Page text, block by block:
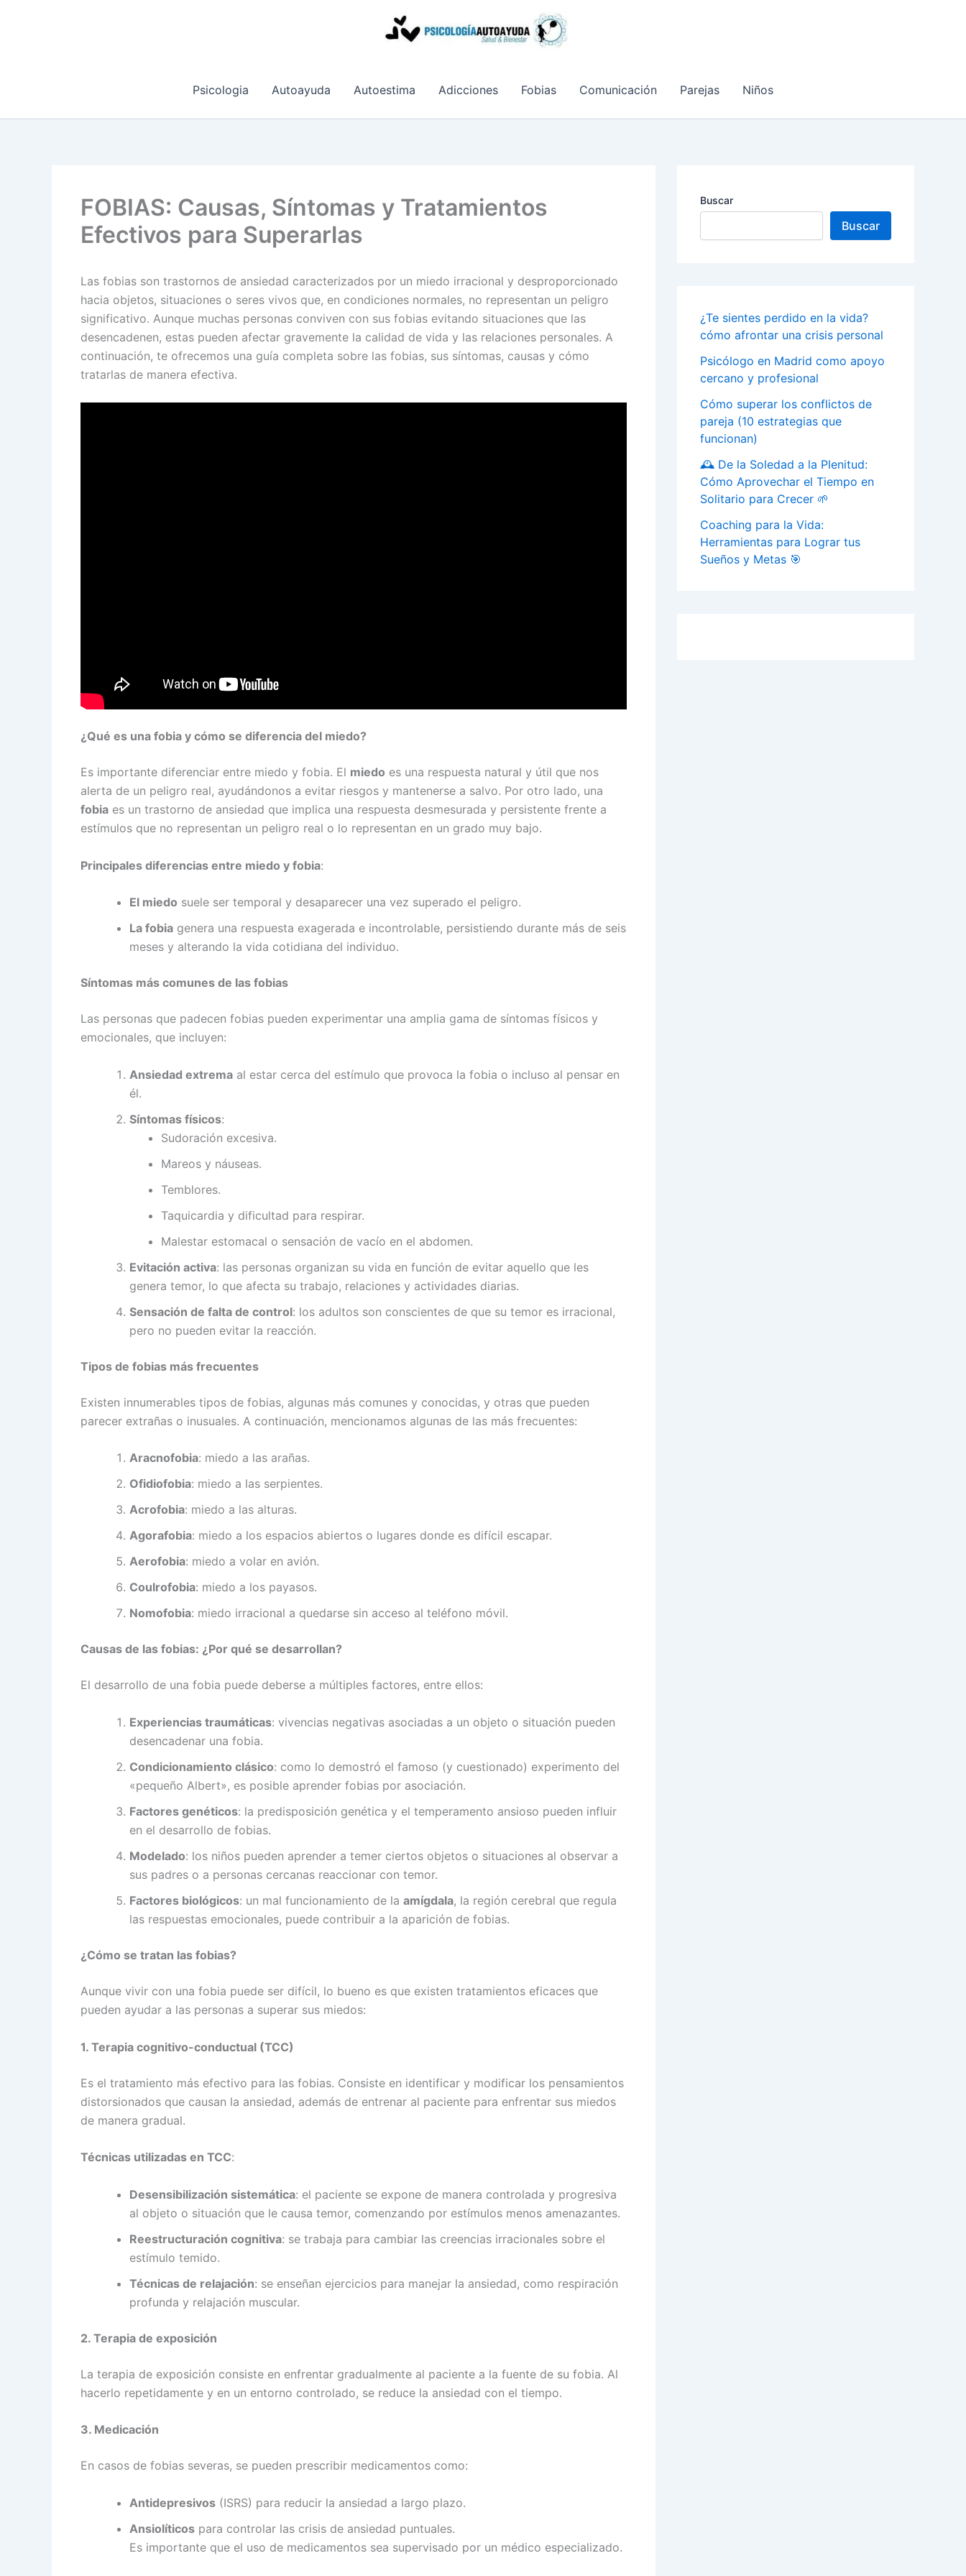
Psicologia Autoayuda Autoestima Adicciones Fobias Comunicación Parejas Niños
FOBIAS: Causas, Síntomas y Tratamientos
Efectivos para Superarlas
Las fobias son trastornos de ansiedad caracterizados por un miedo irracional y desproporcionado
hacia objetos, situaciones o seres vivos que, en condiciones normales, no representan un peligro
significativo. Aunque muchas personas conviven con sus fobias evitando situaciones que las
desencadenen, estas pueden afectar gravemente la calidad de vida y las relaciones personales. A
continuación, te ofrecemos una guía completa sobre las fobias, sus síntomas, causas y cómo
tratarlas de manera efectiva.
¿Qué es una fobia y cómo se diferencia del miedo?
Es importante diferenciar entre miedo y fobia. El miedo es una respuesta natural y útil que nos
alerta de un peligro real, ayudándonos a evitar riesgos y mantenerse a salvo. Por otro lado, una
fobia es un trastorno de ansiedad que implica una respuesta desmesurada y persistente frente a
estímulos que no representan un peligro real o lo representan en un grado muy bajo.
Principales diferencias entre miedo y fobia:
El miedo suele ser temporal y desaparecer una vez superado el peligro.
La fobia genera una respuesta exagerada e incontrolable, persistiendo durante más de seis
meses y alterando la vida cotidiana del individuo.
Síntomas más comunes de las fobias
Las personas que padecen fobias pueden experimentar una amplia gama de síntomas físicos y
emocionales, que incluyen:
Ansiedad extrema al estar cerca del estímulo que provoca la fobia o incluso al pensar en
él.
Síntomas físicos:
Sudoración excesiva.
Mareos y náuseas.
Temblores.
Taquicardia y dificultad para respirar.
Malestar estomacal o sensación de vacío en el abdomen.
Evitación activa: las personas organizan su vida en función de evitar aquello que les
genera temor, lo que afecta su trabajo, relaciones y actividades diarias.
Sensación de falta de control: los adultos son conscientes de que su temor es irracional,
pero no pueden evitar la reacción.
Tipos de fobias más frecuentes
Existen innumerables tipos de fobias, algunas más comunes y conocidas, y otras que pueden
parecer extrañas o inusuales. A continuación, mencionamos algunas de las más frecuentes:
Aracnofobia: miedo a las arañas.
Ofidiofobia: miedo a las serpientes.
Acrofobia: miedo a las alturas.
Agorafobia: miedo a los espacios abiertos o lugares donde es difícil escapar.
Aerofobia: miedo a volar en avión.
Coulrofobia: miedo a los payasos.
Nomofobia: miedo irracional a quedarse sin acceso al teléfono móvil.
Causas de las fobias: ¿Por qué se desarrollan?
El desarrollo de una fobia puede deberse a múltiples factores, entre ellos:
Experiencias traumáticas: vivencias negativas asociadas a un objeto o situación pueden
desencadenar una fobia.
Condicionamiento clásico: como lo demostró el famoso (y cuestionado) experimento del
«pequeño Albert», es posible aprender fobias por asociación.
Factores genéticos: la predisposición genética y el temperamento ansioso pueden influir
en el desarrollo de fobias.
Modelado: los niños pueden aprender a temer ciertos objetos o situaciones al observar a
sus padres o a personas cercanas reaccionar con temor.
Factores biológicos: un mal funcionamiento de la amígdala, la región cerebral que regula
las respuestas emocionales, puede contribuir a la aparición de fobias.
¿Cómo se tratan las fobias?
Aunque vivir con una fobia puede ser difícil, lo bueno es que existen tratamientos eficaces que
pueden ayudar a las personas a superar sus miedos:
1. Terapia cognitivo-conductual (TCC)
Es el tratamiento más efectivo para las fobias. Consiste en identificar y modificar los pensamientos
distorsionados que causan la ansiedad, además de entrenar al paciente para enfrentar sus miedos
de manera gradual.
Técnicas utilizadas en TCC:
Desensibilización sistemática: el paciente se expone de manera controlada y progresiva
al objeto o situación que le causa temor, comenzando por estímulos menos amenazantes.
Reestructuración cognitiva: se trabaja para cambiar las creencias irracionales sobre el
estímulo temido.
Técnicas de relajación: se enseñan ejercicios para manejar la ansiedad, como respiración
profunda y relajación muscular.
2. Terapia de exposición
La terapia de exposición consiste en enfrentar gradualmente al paciente a la fuente de su fobia. Al
hacerlo repetidamente y en un entorno controlado, se reduce la ansiedad con el tiempo.
3. Medicación
En casos de fobias severas, se pueden prescribir medicamentos como:
Antidepresivos (ISRS) para reducir la ansiedad a largo plazo.
Ansiolíticos para controlar las crisis de ansiedad puntuales.
Es importante que el uso de medicamentos sea supervisado por un médico especializado.
Buscar
Buscar
¿Te sientes perdido en la vida?
cómo afrontar una crisis personal
Psicólogo en Madrid como apoyo
cercano y profesional
Cómo superar los conflictos de
pareja (10 estrategias que
funcionan)
🕰️ De la Soledad a la Plenitud:
Cómo Aprovechar el Tiempo en
Solitario para Crecer 🌱
Coaching para la Vida:
Herramientas para Lograr tus
Sueños y Metas 🎯